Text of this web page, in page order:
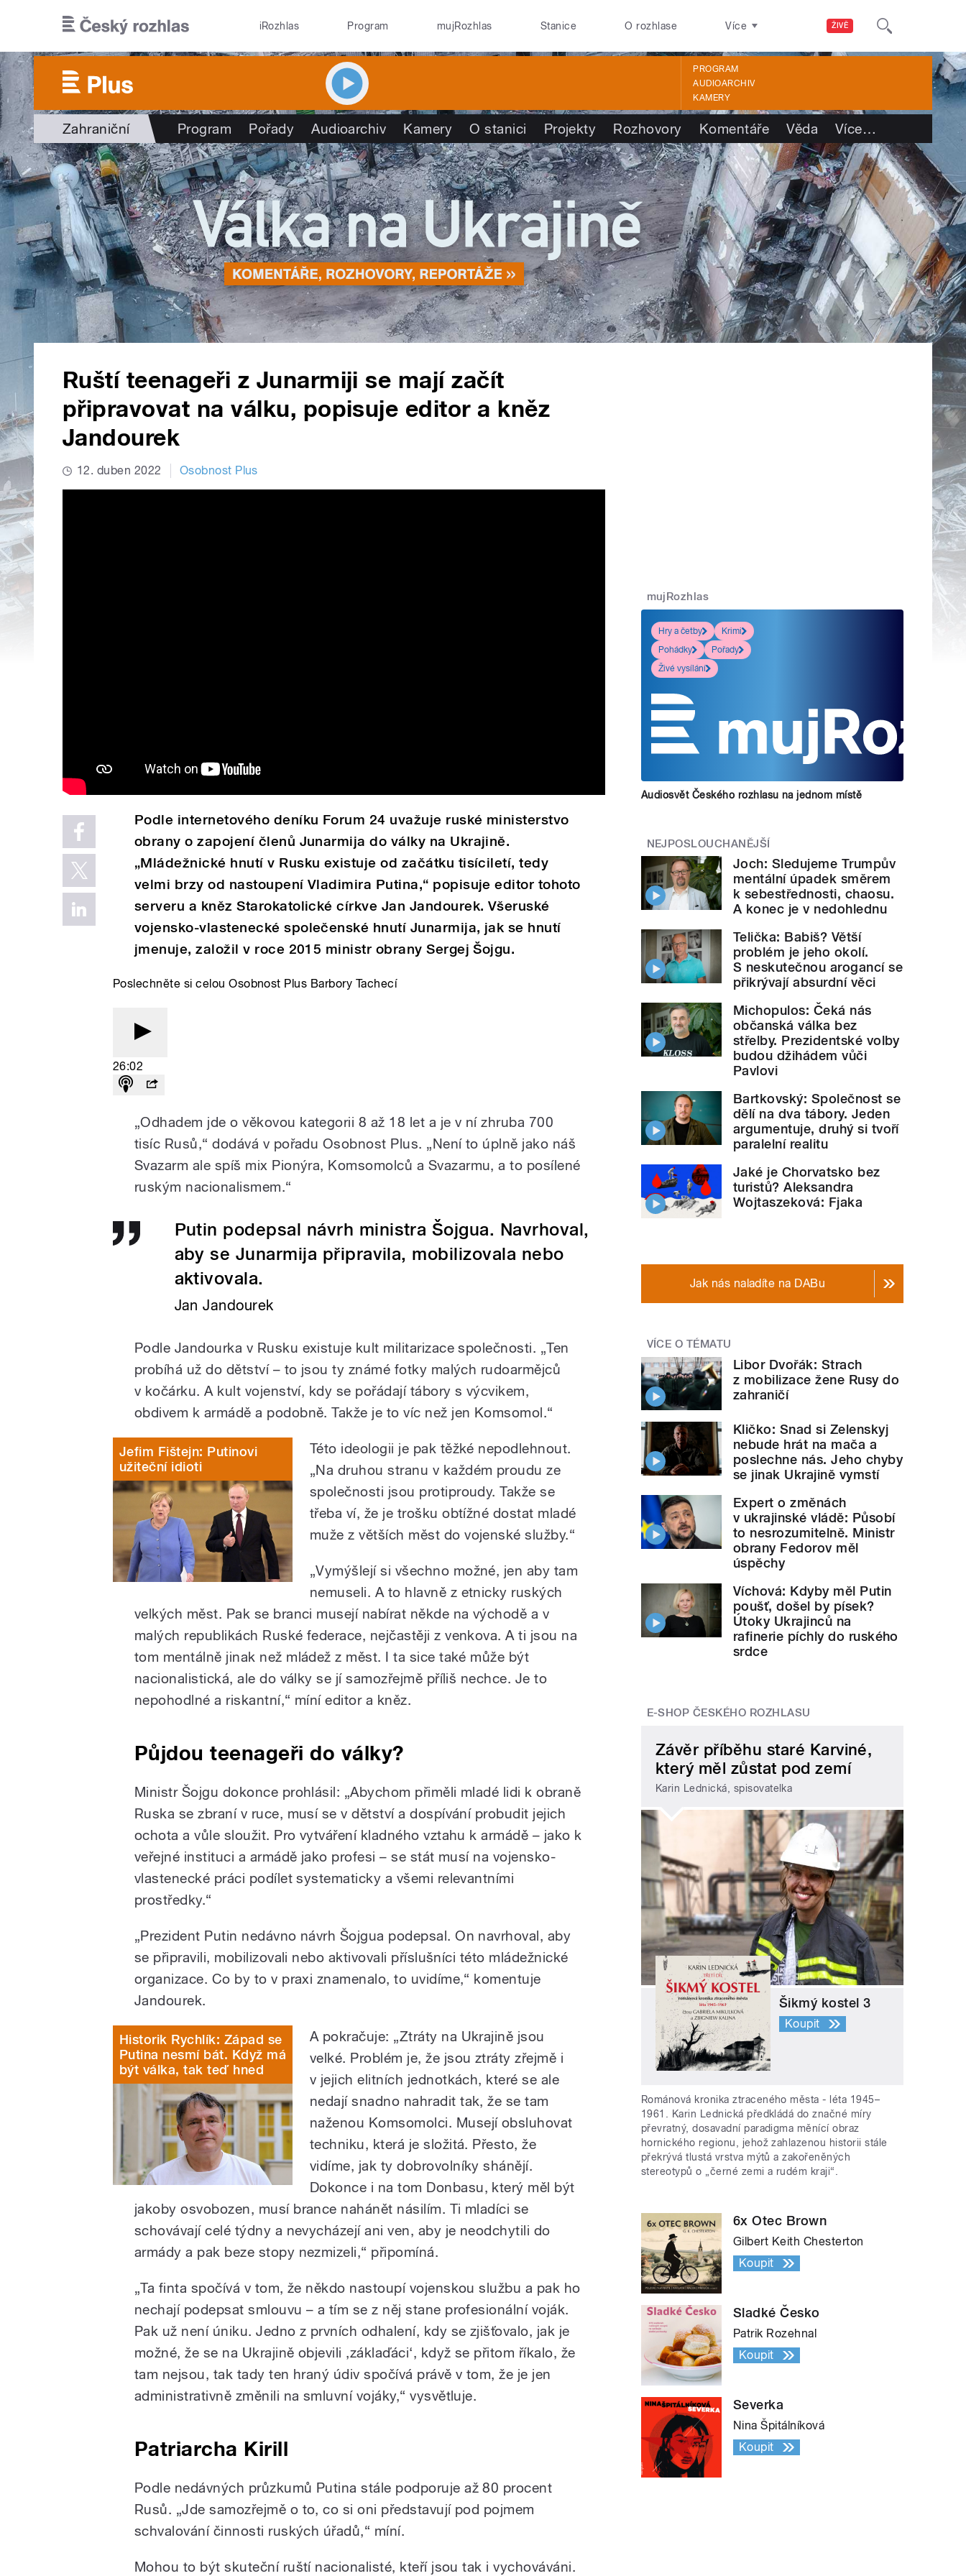
ŽIVĚ
iRozhlas Program mujRozhlas Stanice O rozhlase Více
PROGRAM
AUDIOARCHIV
KAMERY
Zahraniční Program Pořady Audioarchiv Kamery O stanici Projekty Rozhovory Komentáře Věda Více…
Ruští teenageři z Junarmiji se mají začít
připravovat na válku, popisuje editor a kněz
Jandourek
12. duben 2022 Osobnost Plus
Podle internetového deníku Forum 24 uvažuje ruské ministerstvo
obrany o zapojení členů Junarmija do války na Ukrajině.
„Mládežnické hnutí v Rusku existuje od začátku tisíciletí, tedy
velmi brzy od nastoupení Vladimira Putina,“ popisuje editor tohoto
serveru a kněz Starokatolické církve Jan Jandourek. Všeruské
vojensko-vlastenecké společenské hnutí Junarmija, jak se hnutí
jmenuje, založil v roce 2015 ministr obrany Sergej Šojgu.
Poslechněte si celou Osobnost Plus Barbory Tachecí
26:02
„Odhadem jde o věkovou kategorii 8 až 18 let a je v ní zhruba 700
tisíc Rusů,“ dodává v pořadu Osobnost Plus. „Není to úplně jako náš
Svazarm ale spíš mix Pionýra, Komsomolců a Svazarmu, a to posílené
ruským nacionalismem.“
Putin podepsal návrh ministra Šojgua. Navrhoval,
aby se Junarmija připravila, mobilizovala nebo
aktivovala.
Jan Jandourek
Podle Jandourka v Rusku existuje kult militarizace společnosti. „Ten
probíhá už do dětství – to jsou ty známé fotky malých rudoarmějců
v kočárku. A kult vojenství, kdy se pořádají tábory s výcvikem,
obdivem k armádě a podobně. Takže je to víc než jen Komsomol.“
Jefim Fištejn: Putinovi
užiteční idioti
Této ideologii je pak těžké nepodlehnout.
„Na druhou stranu v každém proudu ze
společnosti jsou protiproudy. Takže se
třeba ví, že je trošku obtížné dostat mladé
muže z větších měst do vojenské služby.“
„Vymýšlejí si všechno možné, jen aby tam
nemuseli. A to hlavně z etnicky ruských
velkých měst. Pak se branci musejí nabírat někde na východě a v
malých republikách Ruské federace, nejčastěji z venkova. A ti jsou na
tom mentálně jinak než mládež z měst. I ta sice také může být
nacionalistická, ale do války se jí samozřejmě příliš nechce. Je to
nepohodlné a riskantní,“ míní editor a kněz.
Půjdou teenageři do války?
Ministr Šojgu dokonce prohlásil: „Abychom přiměli mladé lidi k obraně
Ruska se zbraní v ruce, musí se v dětství a dospívání probudit jejich
ochota a vůle sloužit. Pro vytváření kladného vztahu k armádě – jako k
veřejné instituci a armádě jako profesi – se stát musí na vojensko-
vlastenecké práci podílet systematicky a všemi relevantními
prostředky.“
„Prezident Putin nedávno návrh Šojgua podepsal. On navrhoval, aby
se připravili, mobilizovali nebo aktivovali příslušníci této mládežnické
organizace. Co by to v praxi znamenalo, to uvidíme,“ komentuje
Jandourek.
Historik Rychlík: Západ se
Putina nesmí bát. Když má
být válka, tak teď hned
A pokračuje: „Ztráty na Ukrajině jsou
velké. Problém je, že jsou ztráty zřejmě i
v jejich elitních jednotkách, které se ale
nedají snadno nahradit tak, že se tam
naženou Komsomolci. Musejí obsluhovat
techniku, která je složitá. Přesto, že
vidíme, jak ty dobrovolníky shánějí.
Dokonce i na tom Donbasu, který měl být
jakoby osvobozen, musí brance nahánět násilím. Ti mladíci se
schovávají celé týdny a nevycházejí ani ven, aby je neodchytili do
armády a pak beze stopy nezmizeli,“ připomíná.
„Ta finta spočívá v tom, že někdo nastoupí vojenskou službu a pak ho
nechají podepsat smlouvu – a tím se z něj stane profesionální voják.
Pak už není úniku. Jedno z prvních odhalení, kdy se zjišťovalo, jak je
možné, že se na Ukrajině objevili ,záklaďáci‘, když se přitom říkalo, že
tam nejsou, tak tady ten hraný údiv spočívá právě v tom, že je jen
administrativně změnili na smluvní vojáky,“ vysvětluje.
Patriarcha Kirill
Podle nedávných průzkumů Putina stále podporuje až 80 procent
Rusů. „Jde samozřejmě o to, co si oni představují pod pojmem
schvalování činnosti ruských úřadů,“ míní.
Mohou to být skuteční ruští nacionalisté, kteří jsou tak i vychováváni.
mujRozhlas
Hry a četby
Krimi
Pohádky
Pořady
Živé vysílání
Audiosvět Českého rozhlasu na jednom místě
NEJPOSLOUCHANĚJŠÍ
Joch: Sledujeme Trumpův
mentální úpadek směrem
k sebestřednosti, chaosu.
A konec je v nedohlednu
Telička: Babiš? Větší
problém je jeho okolí.
S neskutečnou arogancí se
přikrývají absurdní věci
Michopulos: Čeká nás
občanská válka bez
střelby. Prezidentské volby
budou džihádem vůči
Pavlovi
Bartkovský: Společnost se
dělí na dva tábory. Jeden
argumentuje, druhý si tvoří
paralelní realitu
Jaké je Chorvatsko bez
turistů? Aleksandra
Wojtaszeková: Fjaka
Jak nás naladíte na DABu
VÍCE O TÉMATU
Libor Dvořák: Strach
z mobilizace žene Rusy do
zahraničí
Kličko: Snad si Zelenskyj
nebude hrát na mača a
poslechne nás. Jeho chyby
se jinak Ukrajině vymstí
Expert o změnách
v ukrajinské vládě: Působí
to nesrozumitelně. Ministr
obrany Fedorov měl
úspěchy
Víchová: Kdyby měl Putin
poušť, došel by písek?
Útoky Ukrajinců na
rafinerie píchly do ruského
srdce
E-SHOP ČESKÉHO ROZHLASU
Závěr příběhu staré Karviné,
který měl zůstat pod zemí
Karin Lednická, spisovatelka
Šikmý kostel 3
Koupit
Románová kronika ztraceného města - léta 1945–
1961. Karin Lednická předkládá do značné míry
převratný, dosavadní paradigma měnící obraz
hornického regionu, jehož zahlazenou historii stále
překrývá tlustá vrstva mýtů a zakořeněných
stereotypů o „černé zemi a rudém kraji“.
6x Otec Brown
Gilbert Keith Chesterton
Koupit
Sladké Česko
Patrik Rozehnal
Koupit
Severka
Nina Špitálníková
Koupit